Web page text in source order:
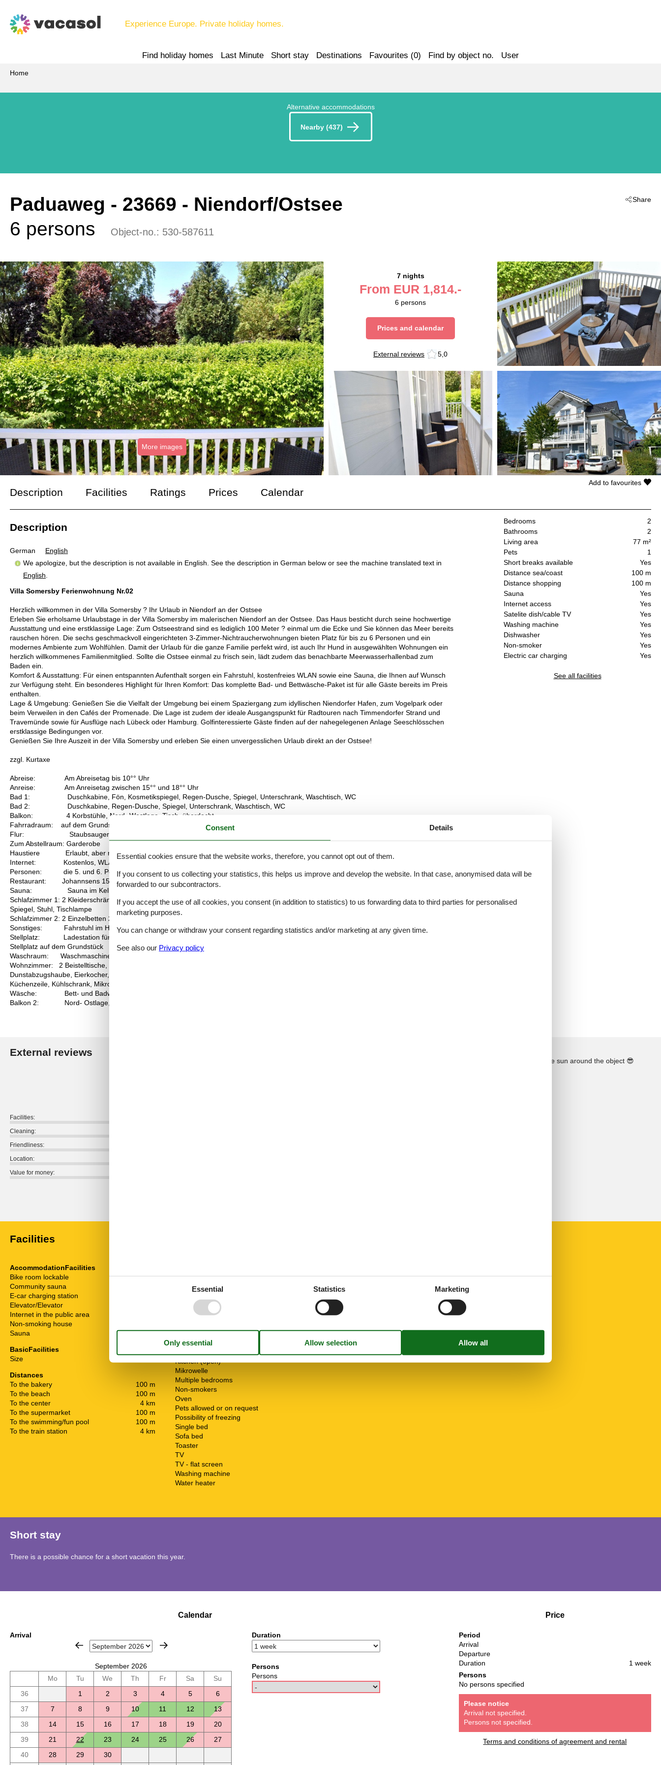
Experience Europe. Private holiday homes.
Find holiday homes Last Minute Short stay Destinations Favourites (0) Find by object no. User
Home
Alternative accommodations
Nearby (437)
Share
Paduaweg - 23669 - Niendorf/Ostsee
6 persons
Object-no.: 530-587611
More images
7 nights
From EUR 1,814.-
6 persons
Prices and calendar
External reviews 5,0
Description Facilities Ratings Prices Calendar
Bedrooms
2
Bathrooms
2
Living area
77 m²
Pets
1
Short breaks available
Yes
Distance sea/coast
100 m
Distance shopping
100 m
Sauna
Yes
Internet access
Yes
Satelite dish/cable TV
Yes
Washing machine
Yes
Dishwasher
Yes
Non-smoker
Yes
Electric car charging
Yes
See all facilities
Add to favourites
Description
German
English
We apologize, but the description is not available in English. See the description in German below or see the machine translated text in
English.
Villa Somersby Ferienwohnung Nr.02
Herzlich willkommen in der Villa Somersby ? Ihr Urlaub in Niendorf an der Ostsee
Erleben Sie erholsame Urlaubstage in der Villa Somersby im malerischen Niendorf an der Ostsee. Das Haus besticht durch seine hochwertige
Ausstattung und eine erstklassige Lage: Zum Ostseestrand sind es lediglich 100 Meter ? einmal um die Ecke und Sie können das Meer bereits
rauschen hören. Die sechs geschmackvoll eingerichteten 3-Zimmer-Nichtraucherwohnungen bieten Platz für bis zu 6 Personen und ein
modernes Ambiente zum Wohlfühlen. Damit der Urlaub für die ganze Familie perfekt wird, ist auch Ihr Hund in ausgewählten Wohnungen ein
herzlich willkommenes Familienmitglied. Sollte die Ostsee einmal zu frisch sein, lädt zudem das benachbarte Meerwasserhallenbad zum
Baden ein.
Komfort & Ausstattung: Für einen entspannten Aufenthalt sorgen ein Fahrstuhl, kostenfreies WLAN sowie eine Sauna, die Ihnen auf Wunsch
zur Verfügung steht. Ein besonderes Highlight für Ihren Komfort: Das komplette Bad- und Bettwäsche-Paket ist für alle Gäste bereits im Preis
enthalten.
Lage & Umgebung: Genießen Sie die Vielfalt der Umgebung bei einem Spaziergang zum idyllischen Niendorfer Hafen, zum Vogelpark oder
beim Verweilen in den Cafés der Promenade. Die Lage ist zudem der ideale Ausgangspunkt für Radtouren nach Timmendorfer Strand und
Travemünde sowie für Ausflüge nach Lübeck oder Hamburg. Golfinteressierte Gäste finden auf der nahegelegenen Anlage Seeschlösschen
erstklassige Bedingungen vor.
Genießen Sie Ihre Auszeit in der Villa Somersby und erleben Sie einen unvergesslichen Urlaub direkt an der Ostsee!
zzgl. Kurtaxe
Abreise: Am Abreisetag bis 10°° Uhr
Anreise: Am Anreisetag zwischen 15°° und 18°° Uhr
Bad 1: Duschkabine, Fön, Kosmetikspiegel, Regen-Dusche, Spiegel, Unterschrank, Waschtisch, WC
Bad 2: Duschkabine, Regen-Dusche, Spiegel, Unterschrank, Waschtisch, WC
Balkon: 4 Korbstühle, Nord- Westlage, Tisch, überdacht
Fahrradraum: auf dem Grundstück abschließbar
Flur: Staubsauger, Wäscheständer, Wäschewanne
Zum Abstellraum: Garderobe
Haustiere Erlaubt, aber nur 1 Hund
Internet: Kostenlos, WLAN vorhanden
Personen: die 5. und 6. Person muss unter Aufbettung zusätzlich gebucht werden
Restaurant: Johannsens 150 m
Sauna: Sauna im Keller gegen eine Gebühr und kann unter Extra-Leistungen dazu gebucht werden
Schlafzimmer 1: 2 Kleiderschränke, 2 Matratzen, 2 Nachttische, Doppelbett 2,00 x 1,80 m, Flachbildschirm, Radiowecker, Sat-TV, Schreibtisch,
Spiegel, Stuhl, Tischlampe
Schlafzimmer 2: 2 Einzelbetten 2,00 x 0,80 m, 2 Hocker, Flachbildschirm, Kleiderschrank, Kommode, Sat-TV, Spiegel, Tisch
Sonstiges: Fahrstuhl im Haus, Kinderhochstuhl inkl., Nichtraucher, Sauna
Stellplatz: Ladestation für E-Autos, Pkw-Ladestation auf dem Grundstück vorhanden - eine Station mit 2 Lademöglichkeiten, Pkw-
Stellplatz auf dem Grundstück
Waschraum: Waschmaschine und Trockner im Haus für die Gemeinschaft gegen eine Gebühr
Wohnzimmer: 2 Beistelltische, 2 Sessel, 2 Stühle, 3 Tischlampen, 4 Plattenherd mit Ceranfeld und Backofen, Anrichte, Couchtisch,
Dunstabzugshaube, Eierkocher, Esstisch, Flachbildschirm, Gefrierschrank mit 2 Schubladen, Geschirr, Handmixer, Kaffeemaschine, Kochtöpfe,
Küchenzeile, Kühlschrank, Mikrowelle, Sat-TV, Schlafcouch, Sitzbank, Spülmaschine, Toaster, Waage, Wasserkocher
Wäsche: Bett- und Badwäsche inkl. - 1 Bettwäsche, 2 Handtücher, 1 Duschtuch, 1 Geschirrhandtuch, 1 Badvorleger
Balkon 2: Nord- Ostlage, 2 Korbstühle, überdacht
External reviews
Facilities:
Cleaning:
Friendliness:
Location:
Value for money:
See the course of the sun around the object 😎
Facilities
AccommodationFacilities
Bike room lockable
Community sauna
E-car charging station
Elevator/Elevator
Internet in the public area
Non-smoking house
Sauna
BasicFacilities
Size
Distances
To the bakery
100 m
To the beach
100 m
To the center
4 km
To the supermarket
100 m
To the swimming/fun pool
100 m
To the train station
4 km
Animals welcome
Bad/WC
Cable / Sat
Coffee machine
Dishwasher
Fridge
Internet - WiFi
Kitchen (open)
Mikrowelle
Multiple bedrooms
Non-smokers
Oven
Pets allowed or on request
Possibility of freezing
Single bed
Sofa bed
Toaster
TV
TV - flat screen
Washing machine
Water heater
Parking lot
Short stay
There is a possible chance for a short vacation this year.
Calendar
Arrival
September 2026
Mo
Tu We Th Fr Sa
Su
36
1 2 3 4 5
6
37
7 8 9 10 11 12
13
38
14 15 16 17 18 19
20
39
21 22 23 24 25 26
27
40
28 29 30
Duration
Persons
Persons
Price
Period
Arrival
Departure
Duration
1 week
Persons
No persons specified
Please notice
Arrival not specified.
Persons not specified.
Terms and conditions of agreement and rental
Consent Details
Essential cookies ensure that the website works, therefore, you cannot opt out of them.
If you consent to us collecting your statistics, this helps us improve and develop the website. In that case, anonymised data will be
forwarded to our subcontractors.
If you accept the use of all cookies, you consent (in addition to statistics) to us forwarding data to third parties for personalised
marketing purposes.
You can change or withdraw your consent regarding statistics and/or marketing at any given time.
See also our Privacy policy
Essential Statistics Marketing